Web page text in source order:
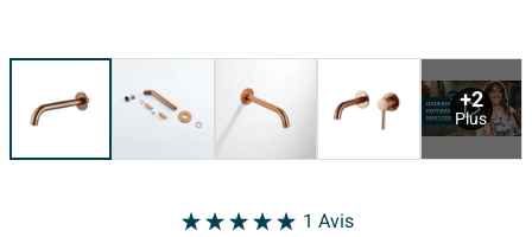
+2
Plus
1 Avis